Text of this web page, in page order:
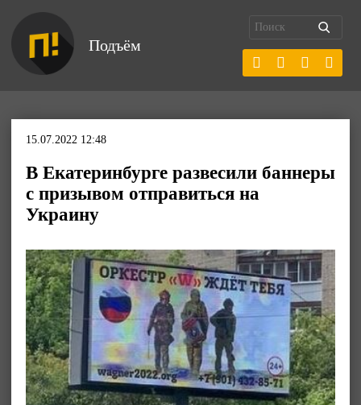
Подъём
15.07.2022 12:48
В Екатеринбурге развесили баннеры
с призывом отправиться на
Украину